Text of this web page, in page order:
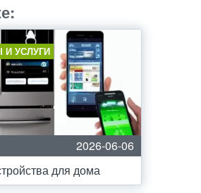
И УСЛУГИ
2026-06-06
для дома